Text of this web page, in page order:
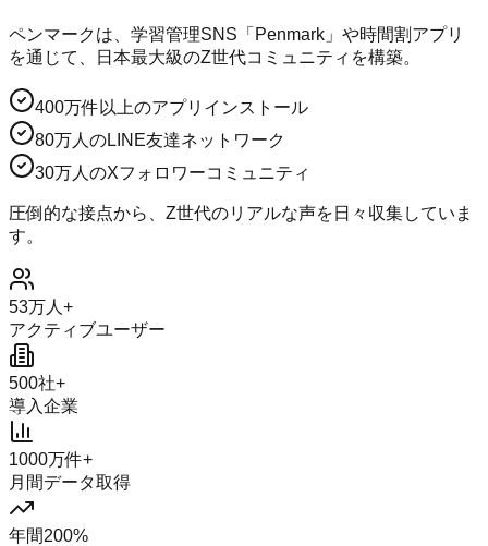
ペンマークは、学習管理SNS「Penmark」や時間割アプリ
を通じて、
日本最大級のZ世代コミュニティ を構築。
400万件以上のアプリインストール
80万人のLINE友達ネットワーク
30万人のXフォロワーコミュニティ
圧倒的な接点から、Z世代のリアルな声を日々収集していま
す。
53万人+
アクティブユーザー
500社+
導入企業
1000万件+
月間データ取得
年間200%